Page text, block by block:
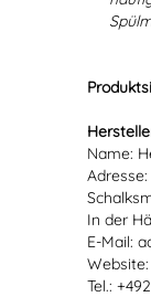
Name:
In der
E-Mail:
Website:
Tel.: